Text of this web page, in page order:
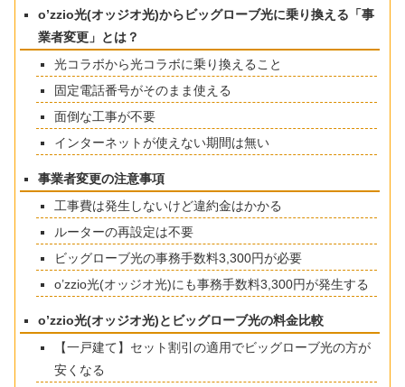
o’zzio光(オッジオ光)からビッグローブ光に乗り換える「事
業者変更」とは？
光コラボから光コラボに乗り換えること
固定電話番号がそのまま使える
面倒な工事が不要
インターネットが使えない期間は無い
事業者変更の注意事項
工事費は発生しないけど違約金はかかる
ルーターの再設定は不要
ビッグローブ光の事務手数料3,300円が必要
o’zzio光(オッジオ光)にも事務手数料3,300円が発生する
o’zzio光(オッジオ光)とビッグローブ光の料金比較
【一戸建て】セット割引の適用でビッグローブ光の方が
安くなる